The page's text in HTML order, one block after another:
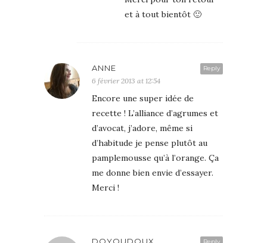
et à tout bientôt 🙂
Reply
ANNE
6 février 2013 at 12:54
Encore une super idée de
recette ! L’alliance d’agrumes et
d’avocat, j’adore, même si
d’habitude je pense plutôt au
pamplemousse qu’à l’orange. Ça
me donne bien envie d’essayer.
Merci !